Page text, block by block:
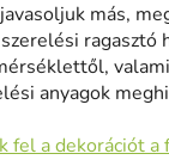
javasoljuk más,
anyagok
fel a dekorációt a